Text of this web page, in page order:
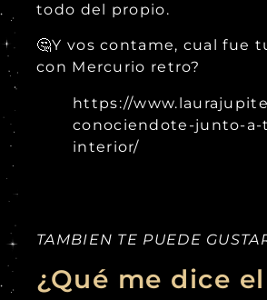
todo del propio.
🤔Y vos contame, cual fue
con Mercurio retro?
https://
conociendote-junto-
interior/
TAMBIEN TE PUEDE
¿Qué me dice